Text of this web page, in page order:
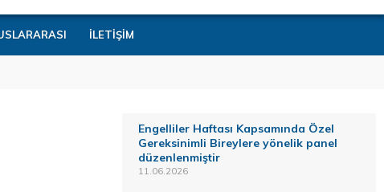
İLETİŞİM
Engelliler Haftası Kapsamında Özel
Gereksinimli Bireylere yönelik panel
düzenlenmiştir
11.06.2026